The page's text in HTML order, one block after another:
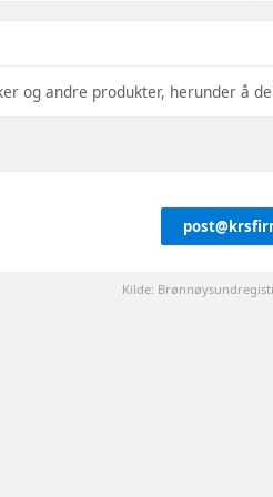
og andre produkter, herunder å
Kilde: